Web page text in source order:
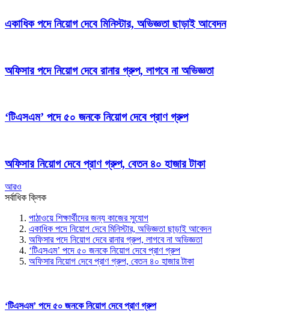
একাধিক পদে নিয়োগ দেবে মিনিস্টার, অভিজ্ঞতা ছাড়াই আবেদন
অফিসার পদে নিয়োগ দেবে রানার গ্রুপ, লাগবে না অভিজ্ঞতা
‘টিএসএম’ পদে ৫০ জনকে নিয়োগ দেবে প্রাণ গ্রুপ
অফিসার নিয়োগ দেবে প্রাণ গ্রুপ, বেতন ৪০ হাজার টাকা
আরও
সর্বাধিক ক্লিক
পাঠাওয়ে শিক্ষার্থীদের জন্য কাজের সুযোগ
একাধিক পদে নিয়োগ দেবে মিনিস্টার, অভিজ্ঞতা ছাড়াই আবেদন
অফিসার পদে নিয়োগ দেবে রানার গ্রুপ, লাগবে না অভিজ্ঞতা
‘টিএসএম’ পদে ৫০ জনকে নিয়োগ দেবে প্রাণ গ্রুপ
অফিসার নিয়োগ দেবে প্রাণ গ্রুপ, বেতন ৪০ হাজার টাকা
‘টিএসএম’ পদে ৫০ জনকে নিয়োগ দেবে প্রাণ গ্রুপ